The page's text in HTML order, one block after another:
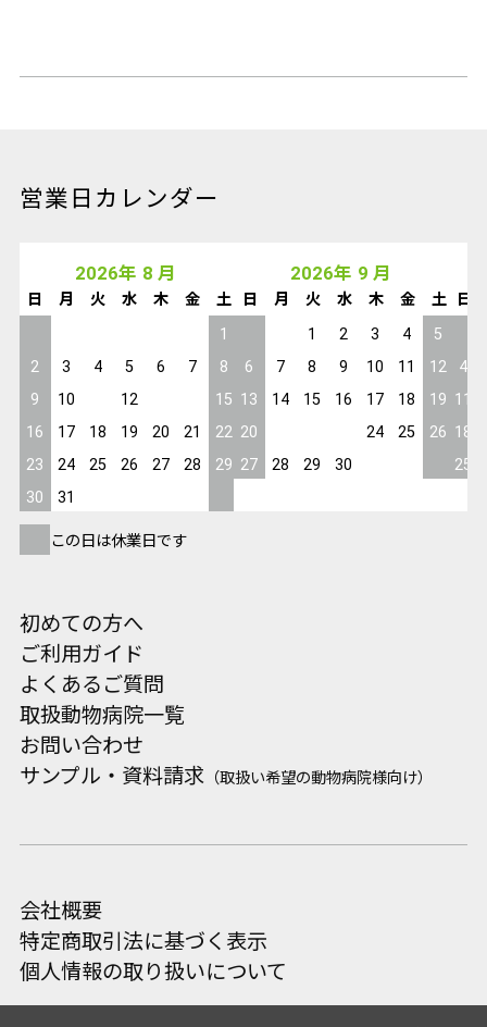
初めての方へ
ご利用ガイド
よくあるご質問
取扱動物病院一覧
お問い合わせ
サンプル・資料請求（取扱い希望の動物病院様向け）
会社概要
特定商取引法に基づく表示
個人情報の取り扱いについて
営業日カレンダー
2026年 8 月
日 月 火 水 木 金
土
1
2
3 4 5 6 7
8
9
10 12
15
16
17 18 19 20 21
22
23
24 25 26 27 28
29
30
31
2026年 9 月
日 月 火 水 木 金
土
1
2 3 4
5
6
7 8 9 10 11
12
13
14 15 16 17 18
19
20
24 25
26
27
28 29 30
日
4
11
18
25
この日は休業日です